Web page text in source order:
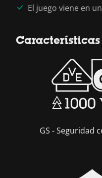
El juego viene en
GS - Seguridad